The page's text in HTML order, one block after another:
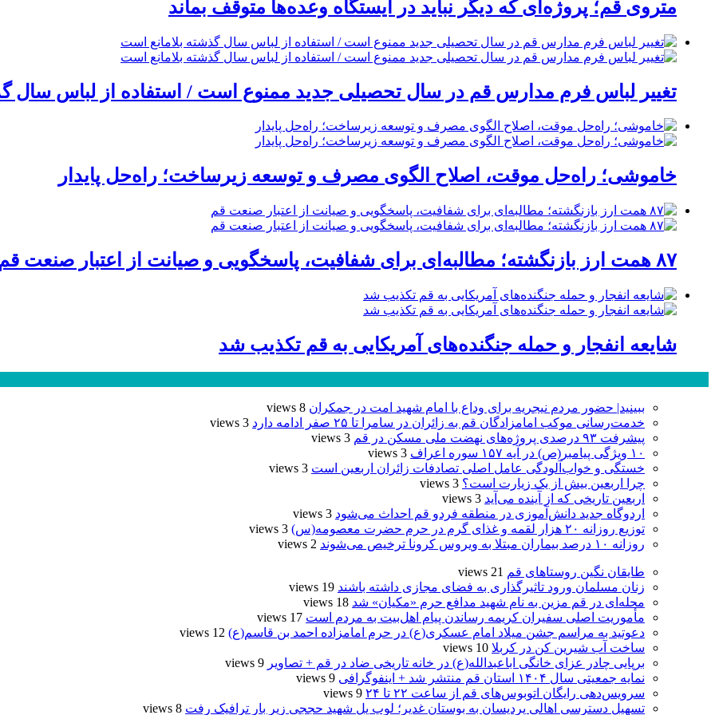
متروی قم؛ پروژه‌ای که دیگر نباید در ایستگاه وعده‌ها متوقف بماند
تغییر لباس فرم مدارس قم در سال تحصیلی جدید ممنوع است / استفاده از لباس سال
خاموشی؛ راه‌حل موقت، اصلاح الگوی مصرف و توسعه زیرساخت؛ راه‌حل پایدار
۸۷ همت ارز بازنگشته؛ مطالبه‌ای برای شفافیت، پاسخگویی و صیانت از اعتبار صنعت قم
شایعه انفجار و حمله جنگنده‌های آمریکایی به قم تکذیب شد
ببینید| حضور مردم نیجریه برای وداع با امام شهید امت در جمکران 8 views
خدمت‌رسانی موکب امامزادگان قم به زائران در سامرا تا ۲۵ صفر ادامه دارد
3 views
پیشرفت ۹۳ درصدی پروژه‌های نهضت ملی مسکن در قم
3 views
۱۰ ویژگی پیامبر(ص) در آیه ۱۵۷ سوره اعراف
3 views
خستگی و خواب‌آلودگی عامل اصلی تصادفات زائران اربعین است 3 views
چرا اربعین بیش از یک زیارت است؟ 3 views
اربعین تاریخی که از آینده می‌آید 3 views
اردوگاه جدید دانش‌آموزی در منطقه فردو قم احداث می‌شود 3 views
توزیع روزانه ۲۰ هزار لقمه و غذای گرم در حرم حضرت معصومه(س)
3 views
روزانه ۱۰ درصد بیماران مبتلا به ویروس کرونا ترخیص می‌شوند
2 views
طایقان نگین روستاهای قم 21 views
زنان مسلمان ورود تاثیرگذاری به فضای مجازی داشته باشند 19 views
محله‌ای در قم مزین به نام شهید مدافع حرم «مکیان» شد 18 views
مأموریت اصلی سفیران کریمه رساندن پیام اهل‌بیت به مردم است 17 views
دعوتید به مراسم جشن میلاد امام عسکری(ع) در حرم امامزاده احمد بن قاسم(ع) 12 views
ساخت آب شیرین کن در کربلا 10 views
برپایی چادر عزای خانگی اباعبدالله(ع) در خانه تاریخی ضاد در قم + تصاویر 9 views
نمایه جمعیتی سال ۱۴۰۴ استان قم منتشر شد + اینفوگرافی
9 views
سرویس‌دهی رایگان اتوبوس‌های قم از ساعت ۲۲ تا ۲۴
9 views
تسهیل دسترسی اهالی پردیسان به بوستان غدیر؛ لوپ پل شهید حججی زیر بار ترافیک رفت 8 views